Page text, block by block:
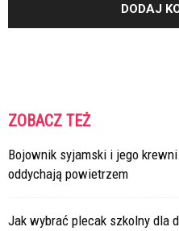
ZOBACZ TEŻ
Bojownik syjamski i jego
oddychają powietrzem
Jak wybrać plecak szkolny dla